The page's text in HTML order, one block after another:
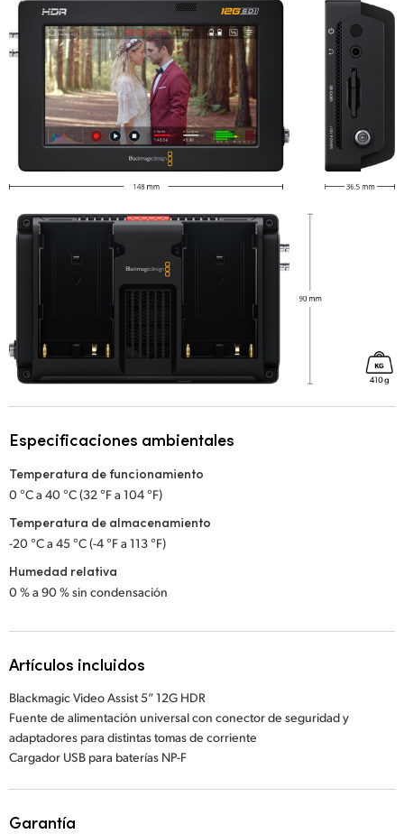
Especificaciones ambientales
Temperatura de funcionamiento
0 °C a 40 °C (32 °F a 104 °F)
Temperatura de almacenamiento
-20 °C a 45 °C (-4 °F a 113 °F)
Humedad relativa
0 % a 90 % sin condensación
Artículos incluidos
Blackmagic Video Assist 5” 12G HDR
Fuente de alimentación universal con conector de seguridad y
adaptadores para distintas tomas de corriente
Cargador USB para baterías NP-F
Garantía